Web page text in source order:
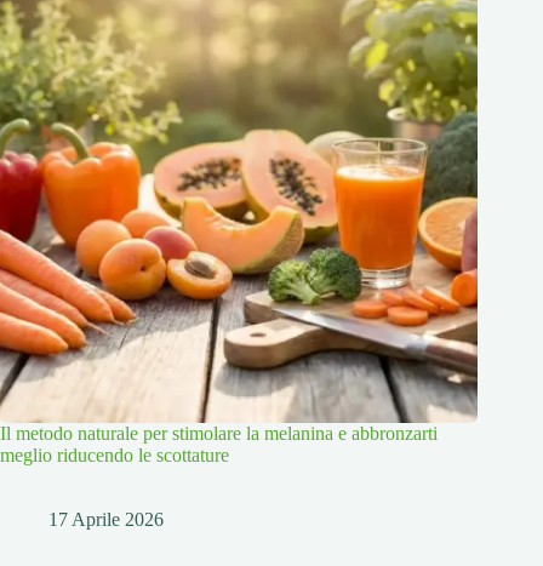
Il metodo naturale per stimolare la melanina e abbronzarti
meglio riducendo le scottature
17 Aprile 2026